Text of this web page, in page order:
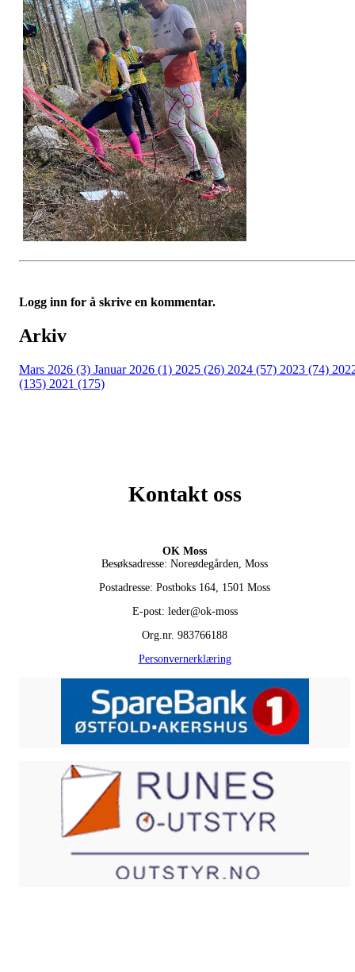
Logg inn for å skrive en kommentar.
Arkiv
Mars 2026 (3) Januar 2026 (1) 2025 (26) 2024 (57) 2023 (74)
(135) 2021 (175)
Kontakt oss
OK Moss
Besøksadresse: Noreødegården, Moss
Postadresse: Postboks 164, 1501 Moss
E-post: leder@ok-moss
Org.nr. 983766188
Personvernerklæring